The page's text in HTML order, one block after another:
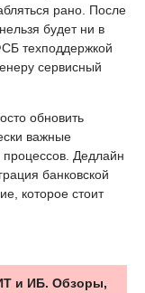
рано. После
будет ни в
техподдержкой
сервисный
обновить
важные
Дедлайн
банковской
которое стоит
и ИБ. Обзоры,